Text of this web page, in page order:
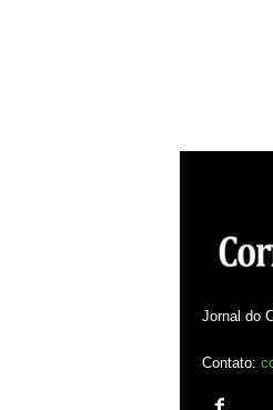
Jornal do
Contato: